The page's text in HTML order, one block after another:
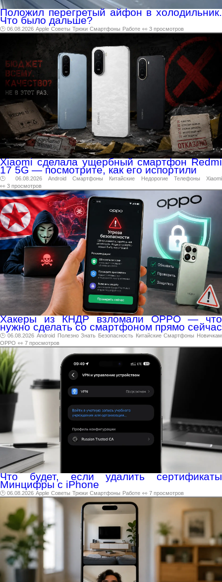
Положил перегретый айфон в холодильник.
Что было дальше?
🕑 06.08.2026 Apple Советы Трюки Смартфоны Работе 👀 3 просмотров
Xiaomi сделала ущербный смартфон Redmi
17 5G — посмотрите, как его испортили
🕑 06.08.2026 Android Смартфоны Китайские Недорогие Телефоны
Xiaomi
👀 3 просмотров
Хакеры из КНДР взломали OPPO — что
нужно сделать со смартфоном прямо сейчас
🕑 06.08.2026 Android Полезно Знать Безопасность Китайские Смартфоны
Новичкам
OPPO 👀 7 просмотров
Что будет, если удалить сертификаты
Минцифры с iPhone
🕑 06.08.2026 Apple Советы Трюки Смартфоны Работе 👀 7 просмотров